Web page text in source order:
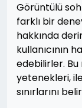
Görüntülü
farklı bir
hakkında
kullanıcının
edebilirler.
yetenekleri,
sınırlarını